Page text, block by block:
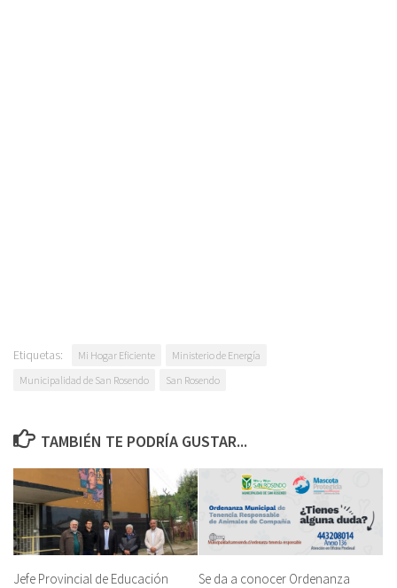
Etiquetas: Mi Hogar Eficiente
Ministerio de Energía
Municipalidad de San Rosendo
San Rosendo
TAMBIÉN TE PODRÍA GUSTAR...
Jefe Provincial de Educación
Se da a conocer Ordenanza